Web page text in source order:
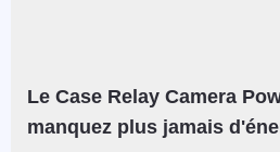
Le Case Relay Camera
manquez plus jamais